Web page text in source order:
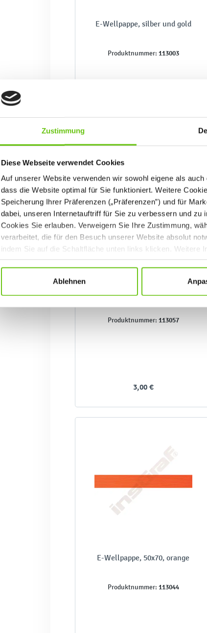
Zustimmung
Diese Webseite verwendet Cookies
Auf unserer Website verwenden wir sowohl eigene als
dass die Website optimal für Sie funktioniert. Weitere
Speicherung Ihrer Präferenzen („Präferenzen”) und für
dabei, unseren Internetauftriff für Sie zu verbessern und
Cookies Sie erlauben. Verweigern Sie Ihre Zustimmung,
verarbeitet, die für den Besuch unserer Website absolut
indem Sie auf die Schaltfläche unten links klicken. Weitere
Datenschutzrichtlinien.
Ablehnen
E-Wellpappe, silber und gold
Produktnummer: 113003
11,90 €
Produktnummer: 113057
3,00 €
E-Wellpappe, 50x70, orange
Produktnummer: 113044